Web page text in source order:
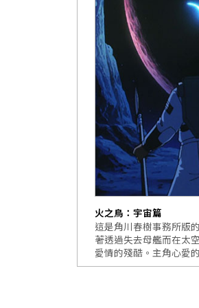
火之鳥：宇宙篇
這是角川春樹事務所版
著透過失去母艦而在太
愛情的殘酷。主角心愛